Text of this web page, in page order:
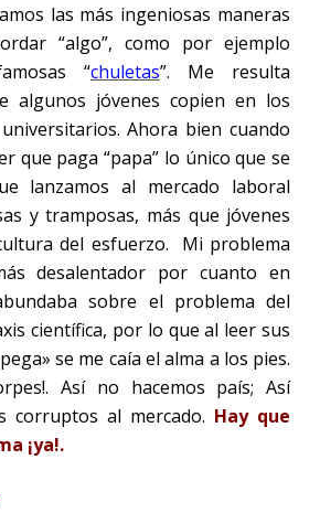
las más ingeniosas maneras
“algo”, como por ejemplo
“chuletas”. Me resulta
algunos jóvenes copien en los
Ahora bien cuando
que paga “papa” lo único que se
lanzamos al mercado laboral
y tramposas, más que jóvenes
del esfuerzo.
Mi problema
desalentador por cuanto en
sobre el problema del
científica, por lo que al leer sus
se me caía el alma a los pies.
Así no hacemos país; Así
corruptos al mercado. Hay que
¡ya!.